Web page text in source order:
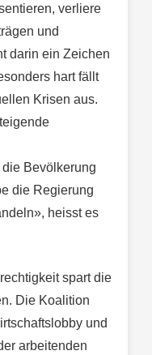
verliere
und
darin ein Zeichen
hart fällt
Krisen aus.
Bevölkerung
die Regierung
heisst es
spart die
Die Koalition
und
arbeitenden